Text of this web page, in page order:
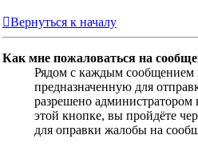
Вернуться к началу
Как мне пожаловаться на
Рядом с каждым сообщением
предназначенную для
разрешено
этой кнопке, вы пройдёте
для оправки жалобы на